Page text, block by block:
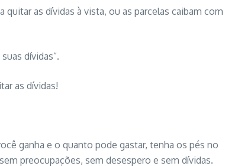
as dívidas à vista, ou as parcelas caibam com
dívidas”.
as dívidas!
ganha e o quanto pode gastar, tenha os pés no
preocupações, sem desespero e sem dívidas.